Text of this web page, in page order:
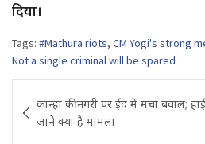
दिया।
Tags: #Mathura riots, CM Yogi's strong
Not a single criminal will be spared
navigation
कान्हा की नगरी पर ईद में मचा बवाल;
जाने क्या है मामला